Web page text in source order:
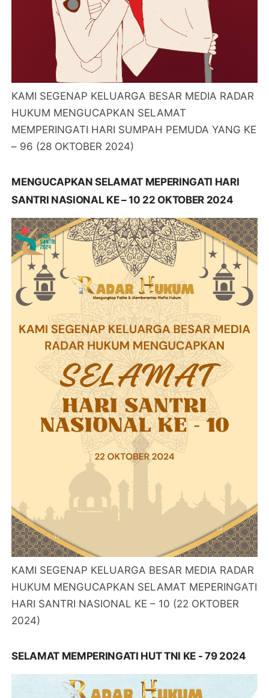
KAMI SEGENAP KELUARGA BESAR MEDIA RADAR
HUKUM MENGUCAPKAN SELAMAT
MEMPERINGATI HARI SUMPAH PEMUDA YANG KE
– 96 (28 OKTOBER 2024)
MENGUCAPKAN SELAMAT MEPERINGATI HARI
SANTRI NASIONAL KE – 10 22 OKTOBER 2024
KAMI SEGENAP KELUARGA BESAR MEDIA RADAR
HUKUM MENGUCAPKAN SELAMAT MEPERINGATI
HARI SANTRI NASIONAL KE – 10 (22 OKTOBER
2024)
SELAMAT MEMPERINGATI HUT TNI KE - 79 2024